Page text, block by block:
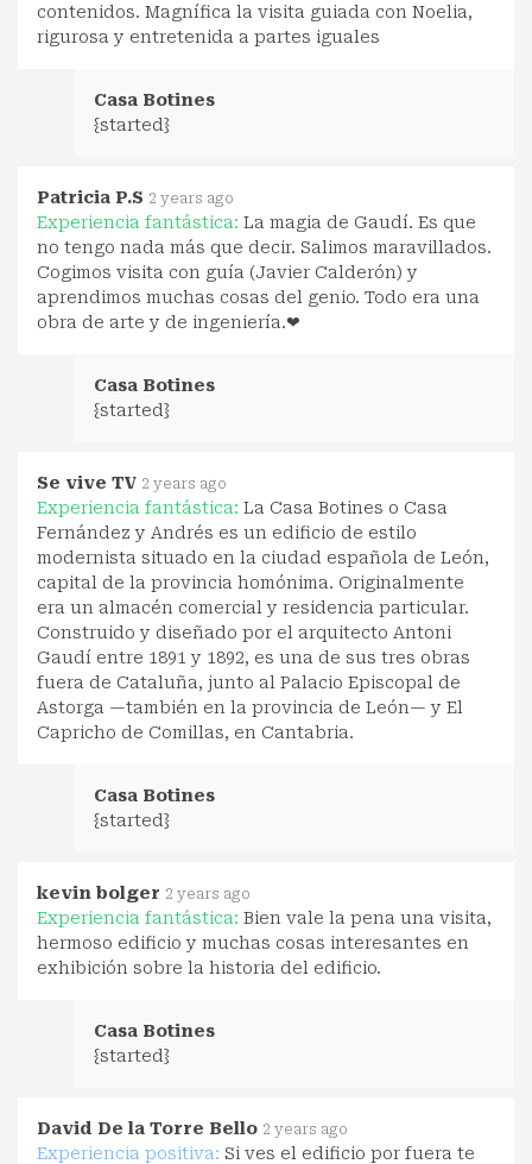
contenidos. Magnífica la visita guiada con Noelia,
rigurosa y entretenida a partes iguales
Casa Botines
{started}
Patricia P.S 2 years ago
Experiencia fantástica: La magia de Gaudí. Es que
no tengo nada más que decir. Salimos maravillados.
Cogimos visita con guía (Javier Calderón) y
aprendimos muchas cosas del genio. Todo era una
obra de arte y de ingeniería.❤
Casa Botines
{started}
Se vive TV 2 years ago
Experiencia fantástica: La Casa Botines o Casa
Fernández y Andrés es un edificio de estilo
modernista situado en la ciudad española de León,
capital de la provincia homónima. Originalmente
era un almacén comercial y residencia particular.
Construido y diseñado por el arquitecto Antoni
Gaudí entre 1891 y 1892, es una de sus tres obras
fuera de Cataluña, junto al Palacio Episcopal de
Astorga —también en la provincia de León— y El
Capricho de Comillas, en Cantabria.
Casa Botines
{started}
kevin bolger 2 years ago
Experiencia fantástica: Bien vale la pena una visita,
hermoso edificio y muchas cosas interesantes en
exhibición sobre la historia del edificio.
Casa Botines
{started}
David De la Torre Bello 2 years ago
Experiencia positiva: Si ves el edificio por fuera te